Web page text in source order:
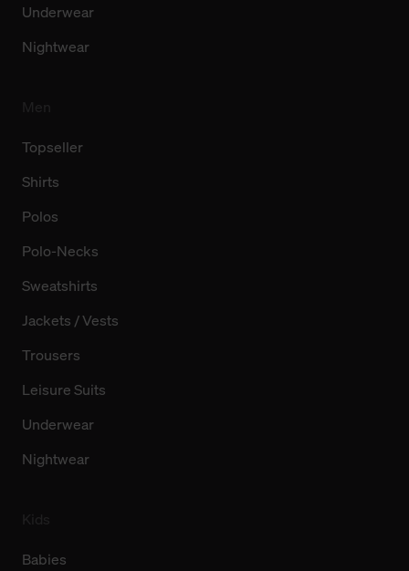
Underwear
Nightwear
Topseller
Shirts
Polos
Polo-Necks
Sweatshirts
Jackets / Vests
Trousers
Leisure Suits
Underwear
Nightwear
Babies